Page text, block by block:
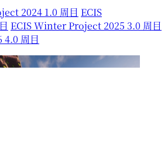
2024 1.0 周目 ECIS
ECIS Winter Project 2025 3.0 周目
周目